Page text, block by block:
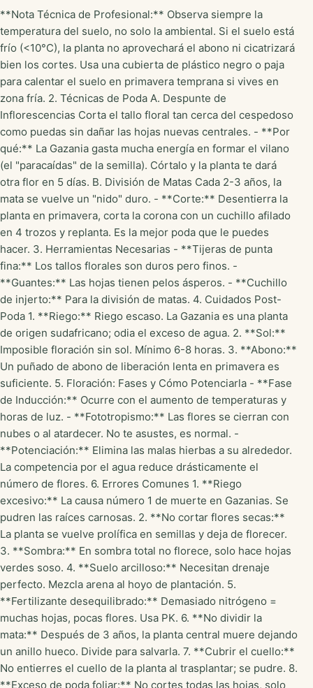
**Nota Técnica de Profesional:** Observa siempre la
temperatura del suelo, no solo la ambiental. Si el suelo está
frío (<10°C), la planta no aprovechará el abono ni cicatrizará
bien los cortes. Usa una cubierta de plástico negro o paja
para calentar el suelo en primavera temprana si vives en
zona fría. 2. Técnicas de Poda A. Despunte de
Inflorescencias Corta el tallo floral tan cerca del cespedoso
como puedas sin dañar las hojas nuevas centrales. - **Por
qué:** La Gazania gasta mucha energía en formar el vilano
(el "paracaídas" de la semilla). Córtalo y la planta te dará
otra flor en 5 días. B. División de Matas Cada 2-3 años, la
mata se vuelve un "nido" duro. - **Corte:** Desentierra la
planta en primavera, corta la corona con un cuchillo afilado
en 4 trozos y replanta. Es la mejor poda que le puedes
hacer. 3. Herramientas Necesarias - **Tijeras de punta
fina:** Los tallos florales son duros pero finos. -
**Guantes:** Las hojas tienen pelos ásperos. - **Cuchillo
de injerto:** Para la división de matas. 4. Cuidados Post-
Poda 1. **Riego:** Riego escaso. La Gazania es una planta
de origen sudafricano; odia el exceso de agua. 2. **Sol:**
Imposible floración sin sol. Mínimo 6-8 horas. 3. **Abono:**
Un puñado de abono de liberación lenta en primavera es
suficiente. 5. Floración: Fases y Cómo Potenciarla - **Fase
de Inducción:** Ocurre con el aumento de temperaturas y
horas de luz. - **Fototropismo:** Las flores se cierran con
nubes o al atardecer. No te asustes, es normal. -
**Potenciación:** Elimina las malas hierbas a su alrededor.
La competencia por el agua reduce drásticamente el
número de flores. 6. Errores Comunes 1. **Riego
excesivo:** La causa número 1 de muerte en Gazanias. Se
pudren las raíces carnosas. 2. **No cortar flores secas:**
La planta se vuelve prolífica en semillas y deja de florecer.
3. **Sombra:** En sombra total no florece, solo hace hojas
verdes soso. 4. **Suelo arcilloso:** Necesitan drenaje
perfecto. Mezcla arena al hoyo de plantación. 5.
**Fertilizante desequilibrado:** Demasiado nitrógeno =
muchas hojas, pocas flores. Usa PK. 6. **No dividir la
mata:** Después de 3 años, la planta central muere dejando
un anillo hueco. Divide para salvarla. 7. **Cubrir el cuello:**
No entierres el cuello de la planta al trasplantar; se pudre. 8.
**Exceso de poda foliar:** No cortes todas las hojas, solo